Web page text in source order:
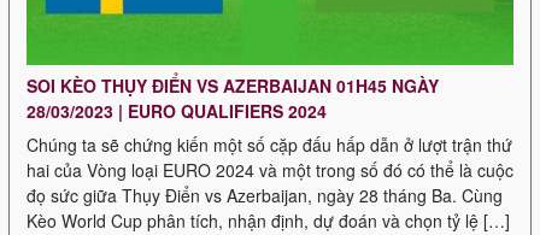
SOI KÈO THỤY ĐIỂN VS AZERBAIJAN 01H45 NGÀY
28/03/2023 | EURO QUALIFIERS 2024
Chúng ta sẽ chứng kiến ​​một số cặp đấu hấp dẫn ở lượt trận thứ
hai của Vòng loại EURO 2024 và một trong số đó có thể là cuộc
đọ sức giữa Thụy Điển vs Azerbaijan, ngày 28 tháng Ba. Cùng
Kèo World Cup phân tích, nhận định, dự đoán và chọn tỷ lệ […]